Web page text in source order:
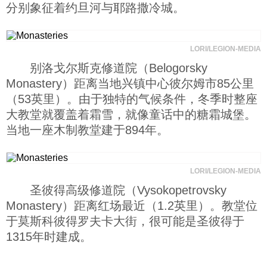
分别象征着约旦河与耶路撒冷城。
LORI/LEGION-MEDIA
别洛戈尔斯克修道院（Belogorsky
Monastery）距离当地兴镇中心彼尔姆市85公里
（53英里）。由于独特的气候条件，冬季时整座
大教堂就覆盖着霜雪，就像童话中的糖霜城堡。
当地一座木制教堂建于894年。
LORI/LEGION-MEDIA
圣彼得高级修道院（Vysokopetrovsky
Monastery）距离红场最近（1.2英里）。教堂位
于莫斯科彼得罗夫卡大街，很可能是圣彼得于
1315年时建成。